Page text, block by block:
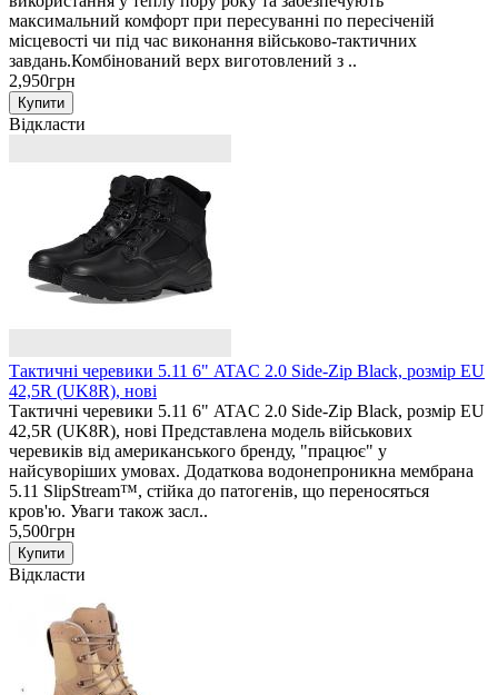
максимальний комфорт при пересуванні по пересіченій
місцевості чи під час виконання військово-тактичних
завдань.Комбінований верх виготовлений з ..
2,950грн
Відкласти
Тактичні черевики 5.11 6" ATAC 2.0 Side-Zip Black, розмір EU
42,5R (UK8R), нові
Тактичні черевики 5.11 6" ATAC 2.0 Side-Zip Black, розмір EU
42,5R (UK8R), нові Представлена модель військових
черевиків від американського бренду, "працює" у
найсуворіших умовах. Додаткова водонепроникна мембрана
5.11 SlipStream™, стійка до патогенів, що переносяться
кров'ю. Уваги також засл..
5,500грн
Відкласти